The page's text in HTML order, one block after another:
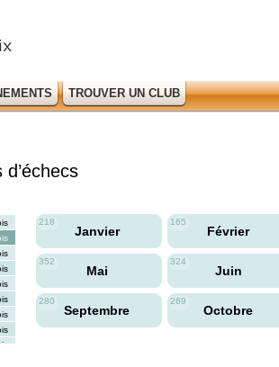
TROUVER UN CLUB
d’échecs
218
Janvier
165
Février
352
Mai
324
Juin
280
Septembre
269
Octobre